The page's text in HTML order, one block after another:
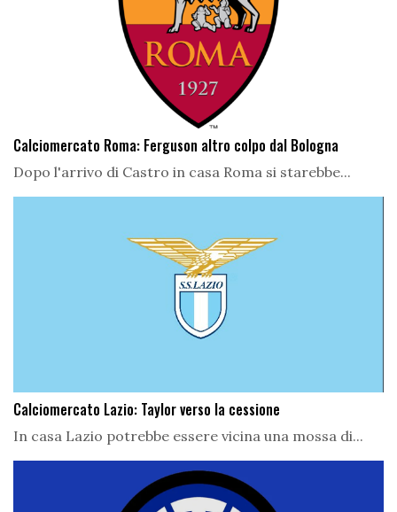
Calciomercato Roma: Ferguson altro colpo dal Bologna
Dopo l'arrivo di Castro in casa Roma si starebbe...
Calciomercato Lazio: Taylor verso la cessione
In casa Lazio potrebbe essere vicina una mossa di...